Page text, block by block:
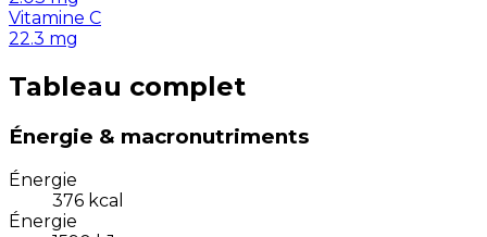
Vitamine C
22.3 mg
Tableau complet
Énergie & macronutriments
Énergie
376 kcal
Énergie